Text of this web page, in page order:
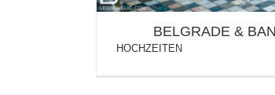
BELGRADE &
HOCHZEITEN